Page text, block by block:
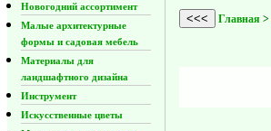
Новогодний ассортимент
Малые архитектурные
формы и садовая мебель
Материалы для
ландшафтного дизайна
Инструмент
Искусственные цветы
<<< Главная >